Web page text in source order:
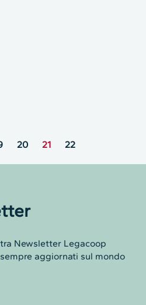
20 21 22
Newsletter Legacoop
aggiornati sul mondo